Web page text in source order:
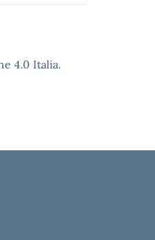
4.0 Italia.